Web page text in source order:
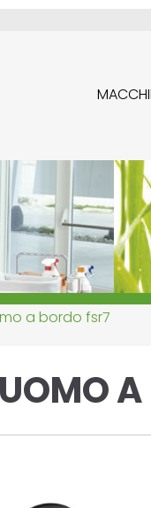
a bordo fsr7
A